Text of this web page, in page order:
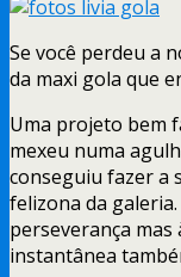
Se você perdeu a
da maxi gola que
Uma projeto bem
mexeu numa
conseguiu fazer a
felizona da
perseverança mas
instantânea